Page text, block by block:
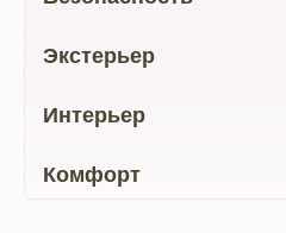
Экстерьер
Интерьер
Комфорт